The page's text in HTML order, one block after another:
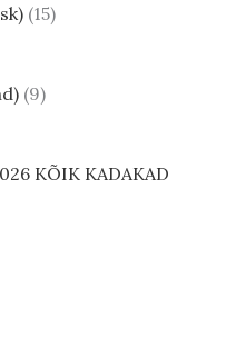
15
9
KÕIK KADAKAD